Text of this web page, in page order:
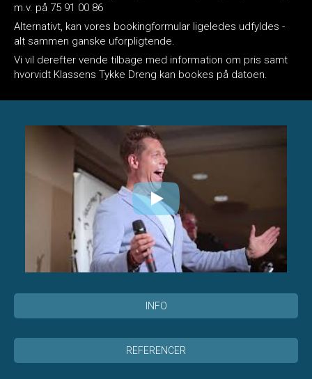
m.v. på 75 91 00 86
Alternativt, kan vores bookingformular ligeledes udfyldes -
alt sammen ganske uforpligtende.
Vi vil derefter vende tilbage med information om pris samt
hvorvidt Klassens Tykke Dreng kan bookes på datoen.
INFO
REFERENCER